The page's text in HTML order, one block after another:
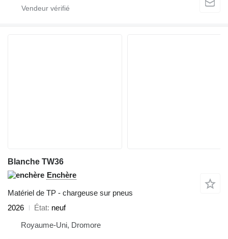
Blanche TW36
Enchère
Matériel de TP - chargeuse sur pneus
2026
État neuf
Royaume-Uni, Dromore